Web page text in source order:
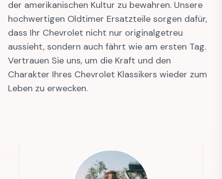
der amerikanischen Kultur zu bewahren. Unsere
hochwertigen Oldtimer Ersatzteile sorgen dafür,
dass Ihr Chevrolet nicht nur originalgetreu
aussieht, sondern auch fährt wie am ersten Tag.
Vertrauen Sie uns, um die Kraft und den
Charakter Ihres Chevrolet Klassikers wieder zum
Leben zu erwecken.